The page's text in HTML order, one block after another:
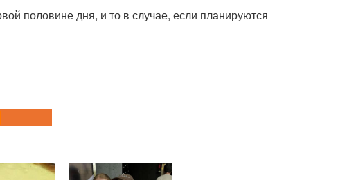
половине дня, и то в случае, если планируются